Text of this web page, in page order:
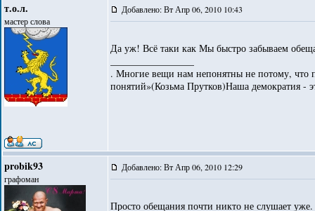
т.о.л.
мастер слова
Добавлено: Вт Апр 06, 2010 10:43
Да уж! Всё таки как Мы быстро
. Многие вещи нам непонятны не потому, что
понятий»(Козьма Прутков)Наша демократия -
probik93
графоман
Добавлено: Вт Апр 06, 2010 12:29
Просто обещания почти никто не слушает уже.